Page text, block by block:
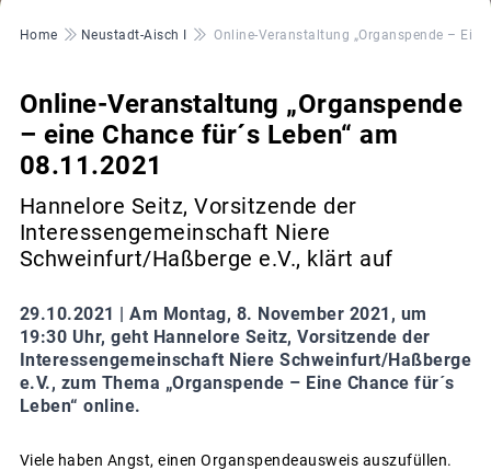
Pfadnavigation
Home Neustadt-Aisch I Online-Veranstaltung „Organspende –
Online-Veranstaltung „Organspende
– eine Chance für´s Leben“ am
08.11.2021
Hannelore Seitz, Vorsitzende der
Interessengemeinschaft Niere
Schweinfurt/Haßberge e.V., klärt auf
29.10.2021 | Am Montag, 8. November 2021, um
19:30 Uhr, geht Hannelore Seitz, Vorsitzende der
Interessengemeinschaft Niere Schweinfurt/Haßberge
e.V., zum Thema „Organspende – Eine Chance für´s
Leben“ online.
Viele haben Angst, einen Organspendeausweis auszufüllen.